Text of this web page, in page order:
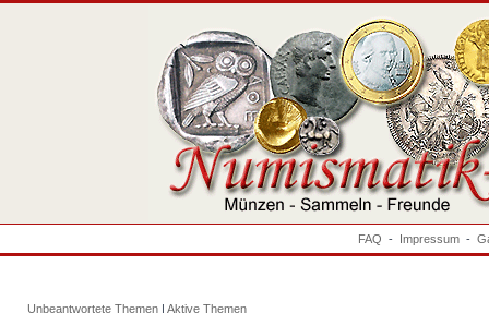
FAQ - Impressum -
Unbeantwortete Themen | Aktive Themen